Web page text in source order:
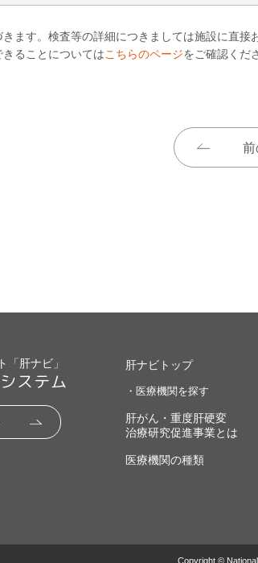
ます。検査等の詳細につきましては施設に直接
ることについてはこちらのページをご確認くだ
前
「肝ナビ」
ステム
肝ナビトップ
・医療機関を探す
肝がん・重度肝硬変
治療研究促進事業とは
医療機関の種類
Copyright ©